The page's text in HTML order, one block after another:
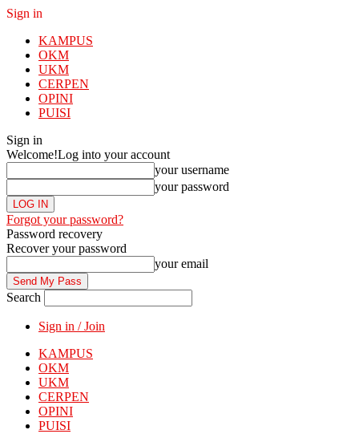
Sign in
KAMPUS
OKM
UKM
CERPEN
OPINI
PUISI
Sign in
Welcome!Log into your account
your username
your password
Forgot your password?
Password recovery
Recover your password
your email
Search
Sign in / Join
KAMPUS
OKM
UKM
CERPEN
OPINI
PUISI